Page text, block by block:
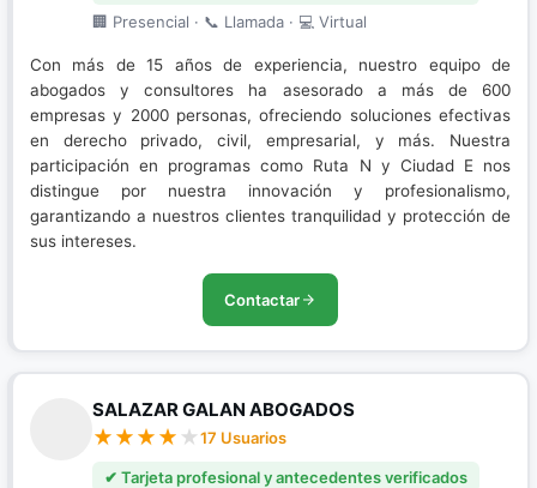
🏢 Presencial · 📞 Llamada · 💻 Virtual
Con más de 15 años de experiencia, nuestro equipo de
abogados y consultores ha asesorado a más de 600
empresas y 2000 personas, ofreciendo soluciones efectivas
en derecho privado, civil, empresarial, y más. Nuestra
participación en programas como Ruta N y Ciudad E nos
distingue por nuestra innovación y profesionalismo,
garantizando a nuestros clientes tranquilidad y protección de
sus intereses.
Contactar
SALAZAR GALAN ABOGADOS
17 Usuarios
✔ Tarjeta profesional y antecedentes verificados